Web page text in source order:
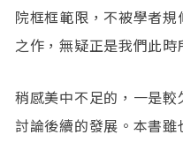
院框框範限，不被學者
之作，無疑正是我們此時
稍感美中不足的，一是
討論後續的發展。本書